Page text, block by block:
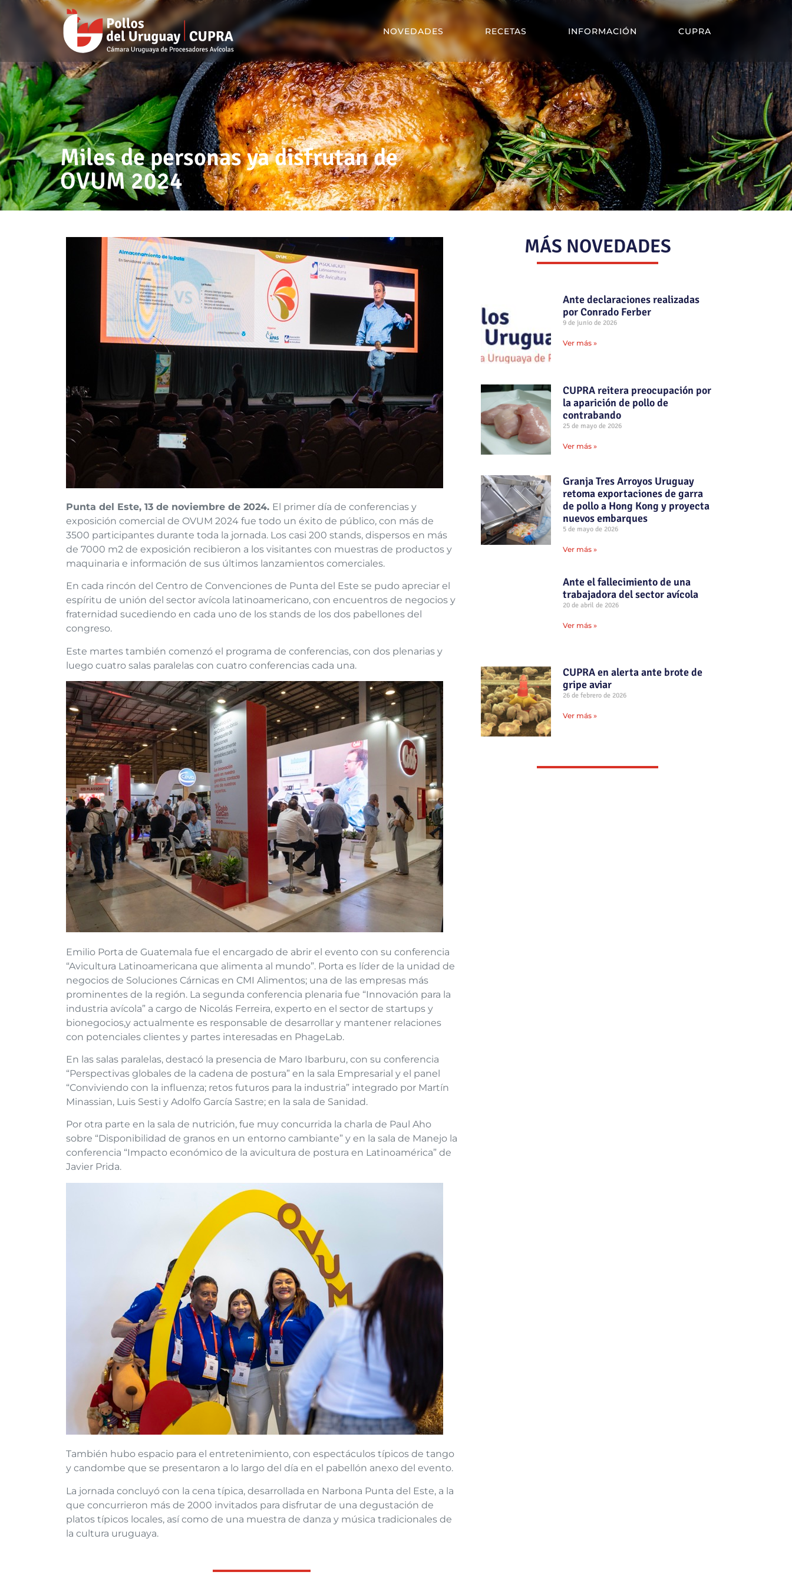
NOVEDADES RECETAS INFORMACIÓN CUPRA
Miles de personas ya disfrutan de
OVUM 2024
Punta del Este, 13 de noviembre de 2024. El primer día de conferencias y
exposición comercial de OVUM 2024 fue todo un éxito de público, con más de
3500 participantes durante toda la jornada. Los casi 200 stands, dispersos en más
de 7000 m2 de exposición recibieron a los visitantes con muestras de productos y
maquinaria e información de sus últimos lanzamientos comerciales.
En cada rincón del Centro de Convenciones de Punta del Este se pudo apreciar el
espíritu de unión del sector avícola latinoamericano, con encuentros de negocios y
fraternidad sucediendo en cada uno de los stands de los dos pabellones del
congreso.
Este martes también comenzó el programa de conferencias, con dos plenarias y
luego cuatro salas paralelas con cuatro conferencias cada una.
Emilio Porta de Guatemala fue el encargado de abrir el evento con su conferencia
“Avicultura Latinoamericana que alimenta al mundo”. Porta es líder de la unidad de
negocios de Soluciones Cárnicas en CMI Alimentos; una de las empresas más
prominentes de la región. La segunda conferencia plenaria fue “Innovación para la
industria avícola” a cargo de Nicolás Ferreira, experto en el sector de startups y
bionegocios,y actualmente es responsable de desarrollar y mantener relaciones
con potenciales clientes y partes interesadas en PhageLab.
En las salas paralelas, destacó la presencia de Maro Ibarburu, con su conferencia
“Perspectivas globales de la cadena de postura” en la sala Empresarial y el panel
“Conviviendo con la influenza; retos futuros para la industria” integrado por Martín
Minassian, Luis Sesti y Adolfo García Sastre; en la sala de Sanidad.
Por otra parte en la sala de nutrición, fue muy concurrida la charla de Paul Aho
sobre “Disponibilidad de granos en un entorno cambiante” y en la sala de Manejo la
conferencia “Impacto económico de la avicultura de postura en Latinoamérica” de
Javier Prida.
También hubo espacio para el entretenimiento, con espectáculos típicos de tango
y candombe que se presentaron a lo largo del día en el pabellón anexo del evento.
La jornada concluyó con la cena típica, desarrollada en Narbona Punta del Este, a la
que concurrieron más de 2000 invitados para disfrutar de una degustación de
platos típicos locales, así como de una muestra de danza y música tradicionales de
la cultura uruguaya.
MÁS NOVEDADES
Ante declaraciones realizadas
por Conrado Ferber
9 de junio de 2026
Ver más »
CUPRA reitera preocupación por
la aparición de pollo de
contrabando
25 de mayo de 2026
Ver más »
Granja Tres Arroyos Uruguay
retoma exportaciones de garra
de pollo a Hong Kong y proyecta
nuevos embarques
5 de mayo de 2026
Ver más »
Ante el fallecimiento de una
trabajadora del sector avícola
20 de abril de 2026
Ver más »
CUPRA en alerta ante brote de
gripe aviar
26 de febrero de 2026
Ver más »